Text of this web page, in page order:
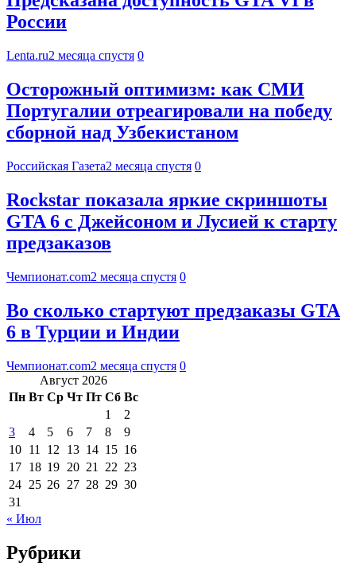
России
Lenta.ru2 месяца спустя 0
Осторожный оптимизм: как СМИ
Португалии отреагировали на победу
сборной над Узбекистаном
Российская Газета2 месяца спустя 0
Rockstar показала яркие скриншоты
GTA 6 с Джейсоном и Лусией к старту
предзаказов
Чемпионат.com2 месяца спустя 0
Во сколько стартуют предзаказы GTA
6 в Турции и Индии
Чемпионат.com2 месяца спустя 0
Август 2026
Пн Вт Ср Чт Пт Сб Вс
1
2
3
4 5 6 7 8
9
10 11 12 13 14 15 16
17 18 19 20 21 22 23
24 25 26 27 28 29 30
31
« Июл
Рубрики